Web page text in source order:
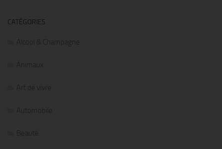
CATÉGORIES
Alcool & Champagne
Animaux
Art de vivre
Automobile
Beauté